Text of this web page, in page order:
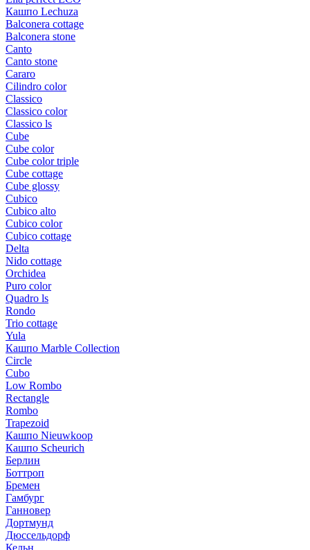
Кашпо Lechuza
Balconera cottage
Balconera stone
Canto
Canto stone
Cararo
Cilindro color
Classico
Classico color
Classico ls
Cube
Cube color
Cube color triple
Cube cottage
Cube glossy
Cubico
Cubico alto
Cubico color
Cubico cottage
Delta
Nido cottage
Orchidea
Puro color
Quadro ls
Rondo
Trio cottage
Yula
Кашпо Marble Collection
Circle
Cubo
Low Rombo
Rectangle
Rombo
Trapezoid
Кашпо Nieuwkoop
Кашпо Scheurich
Берлин
Боттроп
Бремен
Гамбург
Ганновер
Дортмунд
Дюссельдорф
Кельн